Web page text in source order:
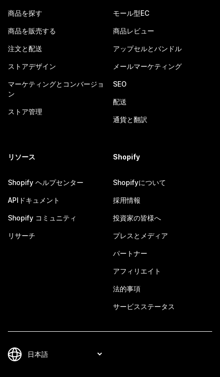
商品を探す
商品を販売する
注文と配送
ストアデザイン
マーケティングとコンバージョ
ン
ストア管理
モール型EC
商品レビュー
アップセルとバンドル
メールマーケティング
SEO
配送
通貨と翻訳
リソース
Shopify ヘルプセンター
APIドキュメント
Shopify コミュニティ
リサーチ
Shopify
Shopifyについて
採用情報
投資家の皆様へ
プレスとメディア
パートナー
アフィリエイト
法的事項
サービスステータス